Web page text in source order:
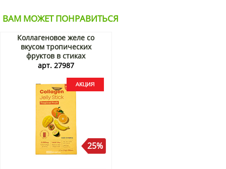
ВАМ МОЖЕТ ПОНРАВИТЬСЯ
Коллагеновое желе со
вкусом тропических
фруктов в стиках
Фрешбел/Freshbell, Корея,
Акция
арт. 27987
25%